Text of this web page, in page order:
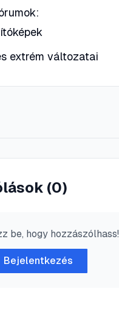
extrém változatai
(0)
be, hogy hozzászólhass!
Bejelentkezés